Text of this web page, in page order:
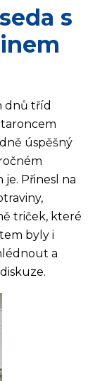
s
dnů tříd
úspěšný
Přinesl na
triček, které
byly i
a